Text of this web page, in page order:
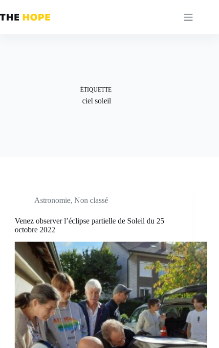
au
contenu
ÉTIQUETTE
ciel soleil
Astronomie, Non classé
Venez observer l’éclipse partielle de Soleil du 25
octobre 2022